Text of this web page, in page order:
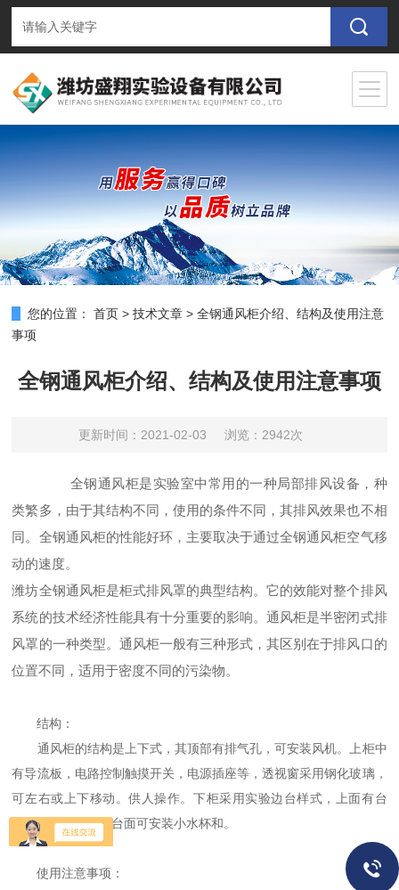
您的位置： 首页 >技术文章 >全钢通风柜介绍、结构及使用注意
事项
全钢通风柜介绍、结构及使用注意事项
更新时间：2021-02-03 浏览：2942次
全钢通风柜是实验室中常用 的一种局部排风设备，种
类繁多，由于其结构不同，使用的条件不同，其排风效果也不相
同。全钢通风柜的性能好环，主要取决于通过全钢通风柜空气移
动的速度。
潍坊全钢通风柜是柜式排风罩的典型结构。它的效能对整个排风
系统的技术经济性能具有十分重要的影响。通风柜是半密闭式排
风罩的一种类型。通风柜一般有三种形式，其区别在于排风口的
位置不同，适用于密度不同的污染物。
结构：
通风柜的结构是上下式，其顶部有排气孔，可安装风机。上柜中
有导流板，电路控制触摸开关，电源插座等，透视窗采用钢化玻璃，
可左右或上下移动。供人操作。下柜采用实验边台样式，上面有台
面，下面是柜体。台面可安装小水杯和。
使用注意事项：